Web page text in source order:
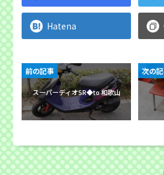
Hatena
スーパーディオSR◆to 和歌山
前の記事 次の